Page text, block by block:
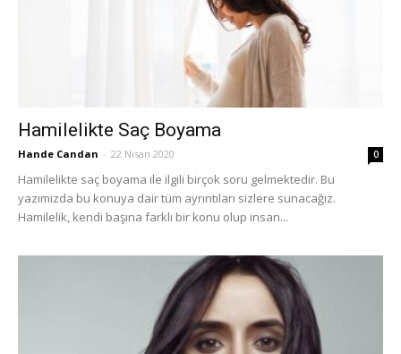
Hamilelikte Saç Boyama
Hande Candan - 22 Nisan 2020 0
Hamilelikte saç boyama ile ilgili birçok soru gelmektedir. Bu
yazımızda bu konuya dair tüm ayrıntıları sizlere sunacağız.
Hamilelik, kendi başına farklı bir konu olup insan...